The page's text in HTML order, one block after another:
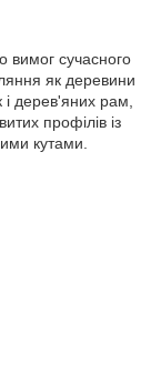
вимог сучасного
як деревини
і дерев'яних рам,
профілів із
кутами.